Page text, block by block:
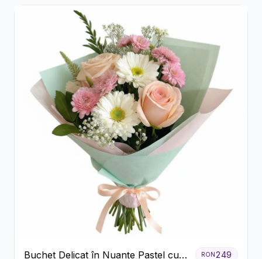
Buchet Delicat în Nuanțe Pastel cu
RON 249